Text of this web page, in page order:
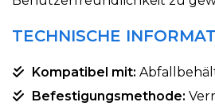
TECHNISCHE
Kompatibel mit:
Befestigungsmethode: